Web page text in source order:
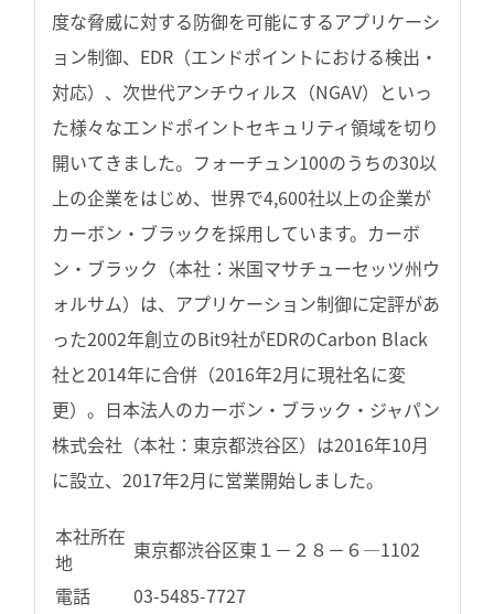
度な脅威に対する防御を可能にするアプリケーシ
ョン制御、EDR（エンドポイントにおける検出・
対応）、次世代アンチウィルス（NGAV）といっ
た様々なエンドポイントセキュリティ領域を切り
開いてきました。フォーチュン100のうちの30以
上の企業をはじめ、世界で4,600社以上の企業が
カーボン・ブラックを採用しています。カーボ
ン・ブラック（本社：米国マサチューセッツ州ウ
ォルサム）は、アプリケーション制御に定評があ
った2002年創立のBit9社がEDRのCarbon Black
社と2014年に合併（2016年2月に現社名に変
更）。日本法人のカーボン・ブラック・ジャパン
株式会社（本社：東京都渋谷区）は2016年10月
に設立、2017年2月に営業開始しました。
本社所在
地
東京都渋谷区東１－２８－６―1102
電話
03-5485-7727